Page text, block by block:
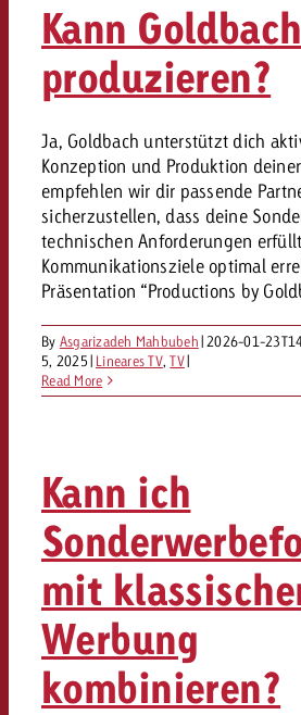
Kann
produzieren?
Ja, Goldbach unterstützt dich
Konzeption und Produktion
empfehlen wir dir passende
sicherzustellen, dass deine
technischen Anforderungen
Kommunikationsziele optimal
Präsentation “Productions by
By Asgarizadeh Mahbubeh| 2026-01-
5, 2025| Lineares TV,TV|
Read More
Kann ich
mit
Werbung
kombinieren?